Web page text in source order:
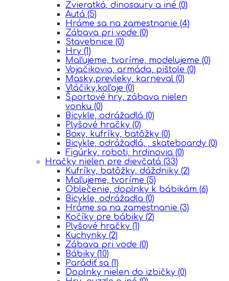
Zvieratká, dinosaury a iné (0)
Autá (5)
Hráme sa na zamestnanie (4)
Zábava pri vode (0)
Stavebnice (0)
Hry (1)
Maľujeme, tvoríme, modelujeme (0)
Vojačikovia, armáda, pištole (0)
Masky,prevleky, karneval (0)
Vláčiky,koľaje (0)
Športové hry, zábava nielen
vonku (0)
Bicykle, odrážadlá (0)
Plyšové hračky (0)
Boxy, kufríky, batôžky (0)
Bicykle, odrážadlá, , skateboardy (0)
Figúrky, roboti, hrdinovia (0)
Hračky nielen pre dievčatá (33)
Kufríky, batôžky, dáždniky (2)
Maľujeme, tvoríme (5)
Oblečenie, doplnky k bábikám (6)
Bicykle, odrážadla (0)
Hráme sa na zamestnanie (3)
Kočíky pre bábiky (2)
Plyšové hračky (1)
Kuchynky (2)
Zábava pri vode (0)
Bábiky (10)
Parádiť sa (1)
Doplnky nielen do izbičky (0)